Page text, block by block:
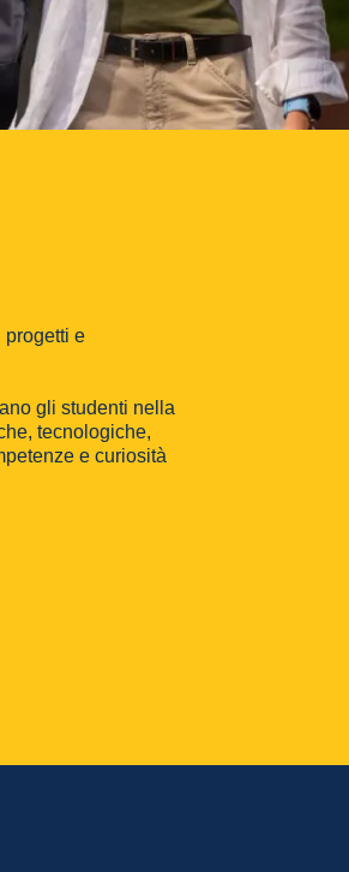
progetti e
gli studenti nella
tecnologiche,
e curiosità